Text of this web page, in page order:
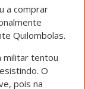
a comprar
Quilombolas.
militar tentou
O
pois na